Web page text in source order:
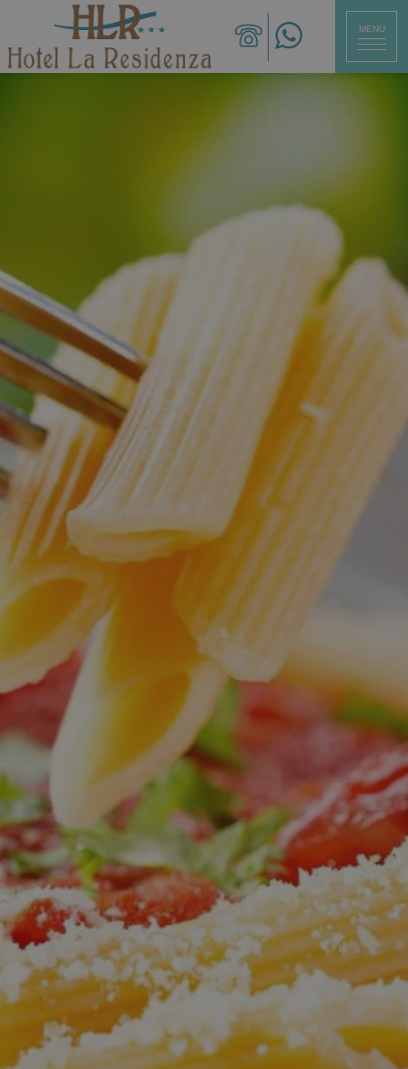
MENU
Camere
Ristorante
Servizi
Spiaggia
Offerte
Dove siamo
Richiedi un preventivo